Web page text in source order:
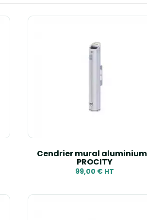
Cendrier mural
PROCITY
99,00 € HT